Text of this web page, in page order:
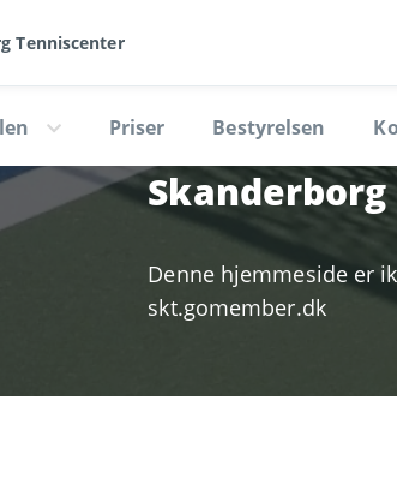
Tenniscenter
Priser Bestyrelsen
Denne hjemmeside er
skt.gomember.dk